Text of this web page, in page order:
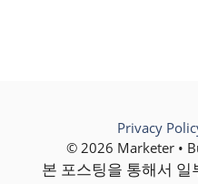
© 2026 Marketer •
본 포스팅을 통해서
Privacy